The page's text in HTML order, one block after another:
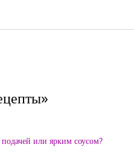
или ярким соусом?